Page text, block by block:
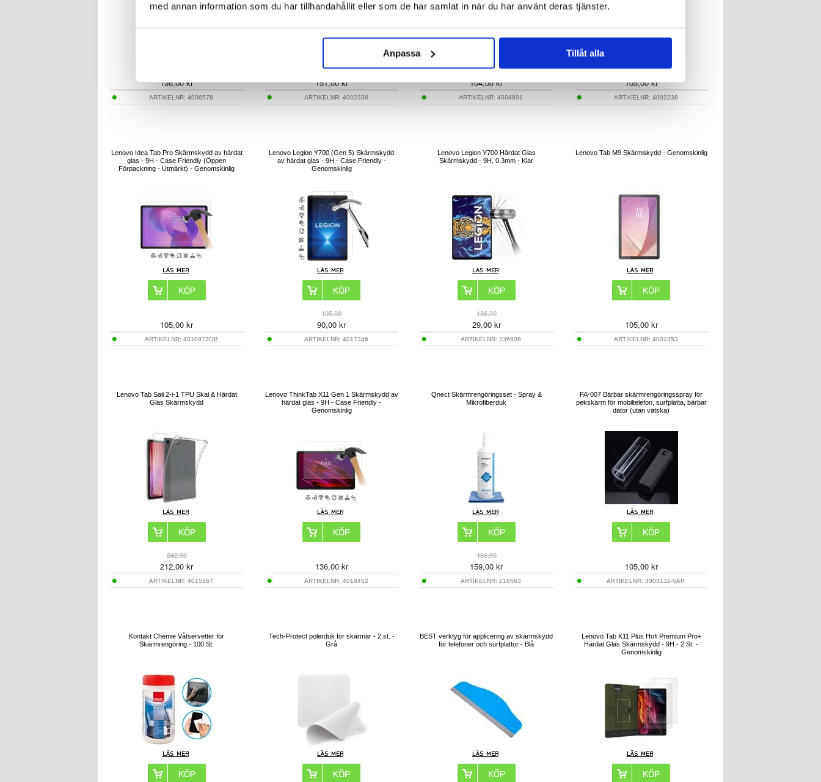
med annan information som du har tillhandahållit eller som de har samlat in när du har använt deras tjänster.
Anpassa Tillåt alla
136,00kr
ARTIKELNR:4006578
151,00kr
ARTIKELNR: 4002336
105,00
104,00kr
ARTIKELNR:4004891
105,00kr
ARTIKELNR: 4002238
Lenovo Idea Tab Pro Skärmskydd av härdat
glas - 9H - Case Friendly (Öppen
Förpackning - Utmärkt) - Genomskinlig
105,00 kr
ARTIKELNR: 4010973OB
Lenovo Legion Y700 (Gen 5) Skärmskydd
av härdat glas - 9H - Case Friendly -
Genomskinlig
105,00
90,00 kr
ARTIKELNR: 4017346
Lenovo Legion Y700 Härdat Glas
Skärmskydd - 9H, 0.3mm - Klar
136,00
29,00kr
ARTIKELNR:236908
Lenovo Tab M9 Skärmskydd - Genomskinlig
105,00kr
ARTIKELNR: 4002353
Lenovo Tab Saii 2-i-1 TPU Skal & Härdat
Glas Skärmskydd
242,00
212,00 kr
ARTIKELNR:4015167
Lenovo ThinkTab X11 Gen 1 Skärmskydd av
härdat glas - 9H - Case Friendly -
Genomskinlig
136,00kr
ARTIKELNR: 4018452
Qnect Skärmrengöringsset - Spray &
Mikrofiberduk
166,00
159,00 kr
ARTIKELNR:218563
FA-007 Bärbar skärmrengöringsspray för
pekskärm för mobiltelefon, surfplatta, bärbar
dator (utan vätska)
105,00kr
ARTIKELNR:3003132-VAR
Kontakt Chemie Våtservetter för
Skärmrengöring - 100 St.
Tech-Protect polerduk för skärmar - 2 st. -
Grå
BEST verktyg för applicering av skärmskydd
för telefoner och surfplattor - Blå
Lenovo Tab K11 Plus Hofi Premium Pro+
Härdat Glas Skärmskydd - 9H - 2 St. -
Genomskinlig